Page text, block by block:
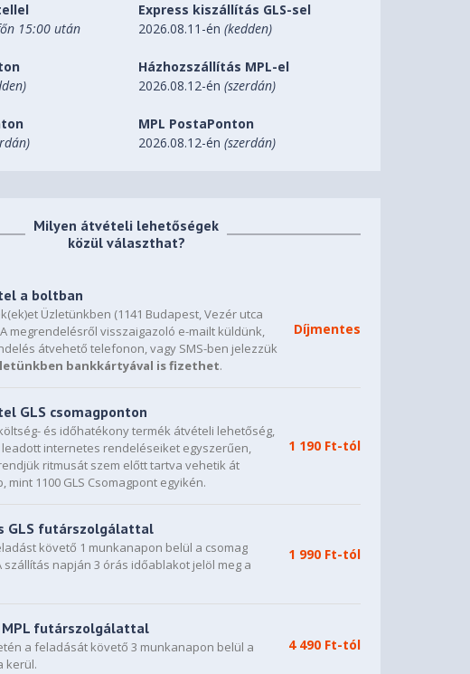
15:00 után
Express kiszállítás GLS-sel
2026.08.11-én (kedden)
Házhozszállítás MPL-el
2026.08.12-én (szerdán)
MPL PostaPonton
2026.08.12-én (szerdán)
Milyen átvételi lehetőségek
közül választhat?
a boltban
Üzletünkben (1141 Budapest, Vezér utca
megrendelésről visszaigazoló e-mailt küldünk,
átvehető telefonon, vagy SMS-ben jelezzük
bankkártyával is fizethet.
Díjmentes
GLS csomagponton
és időhatékony termék átvételi lehetőség,
internetes rendeléseiket egyszerűen,
ritmusát szem előtt tartva vehetik át
mint 1100 GLS Csomagpont egyikén.
1 190 Ft-tól
GLS futárszolgálattal
követő 1 munkanapon belül a csomag
szállítás napján 3 órás időablakot jelöl meg a
1 990 Ft-tól
futárszolgálattal
a feladását követő 3 munkanapon belül a
kerül.
4 490 Ft-tól